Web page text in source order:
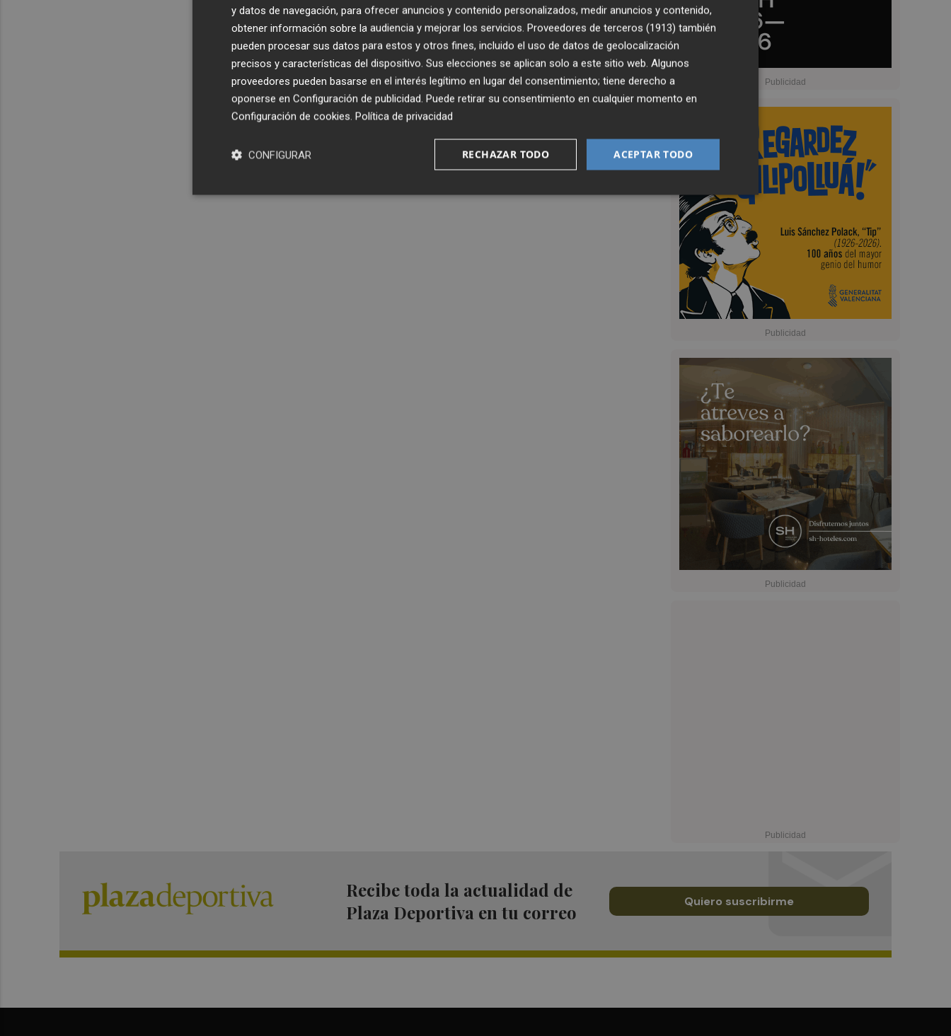
Recibe toda la actualidad de
Plaza Deportiva en tu correo
Quiero suscribirme
y datos de navegación, para ofrecer anuncios y contenido personalizados, medir anuncios y contenido,
obtener información sobre la audiencia y mejorar los servicios. Proveedores de terceros (1913) también
pueden procesar sus datos para estos y otros fines, incluido el uso de datos de geolocalización
precisos y características del dispositivo. Sus elecciones se aplican solo a este sitio web. Algunos
proveedores pueden basarse en el interés legítimo en lugar del consentimiento; tiene derecho a
oponerse en Configuración de publicidad. Puede retirar su consentimiento en cualquier momento en
Configuración de cookies. Política de privacidad
ACEPTAR TODO
RECHAZAR TODO
CONFIGURAR